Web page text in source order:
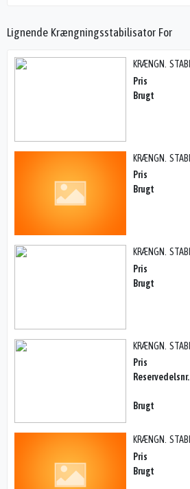
Lignende Krængningsstabilisator For
Pris
Brugt
Pris
Brugt
Pris
Brugt
Pris
Reservedelsnr.
Brugt
Pris
Brugt